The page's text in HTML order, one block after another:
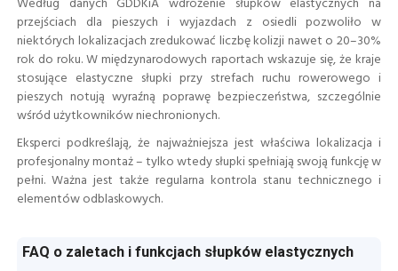
przejściach dla pieszych i wyjazdach z osiedli pozwoliło w
niektórych lokalizacjach zredukować liczbę kolizji nawet o 20–30%
rok do roku. W międzynarodowych raportach wskazuje się, że kraje
stosujące elastyczne słupki przy strefach ruchu rowerowego i
pieszych notują wyraźną poprawę bezpieczeństwa, szczególnie
wśród użytkowników niechronionych.
Eksperci podkreślają, że najważniejsza jest właściwa lokalizacja i
profesjonalny montaż – tylko wtedy słupki spełniają swoją funkcję w
pełni. Ważna jest także regularna kontrola stanu technicznego i
elementów odblaskowych.
FAQ o zaletach i funkcjach słupków elastycznych